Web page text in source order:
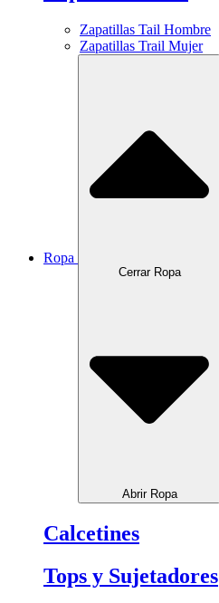
Zapatillas Tail Hombre
Zapatillas Trail Mujer
Ropa
Cerrar Ropa
Abrir Ropa
Calcetines
Tops y Sujetadores